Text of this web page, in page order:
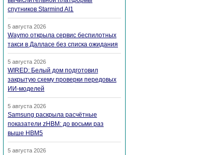
спутников Starmind AI1
5 августа 2026
Waymo открыла сервис беспилотных
такси в Далласе без списка ожидания
5 августа 2026
WIRED: Белый дом подготовил
закрытую схему проверки передовых
ИИ-моделей
5 августа 2026
Samsung раскрыла расчётные
показатели zHBM: до восьми раз
выше HBM5
5 августа 2026